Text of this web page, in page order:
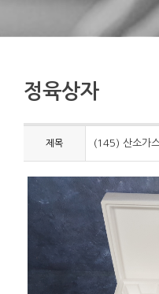
정육상자
제목 (145) 산소가